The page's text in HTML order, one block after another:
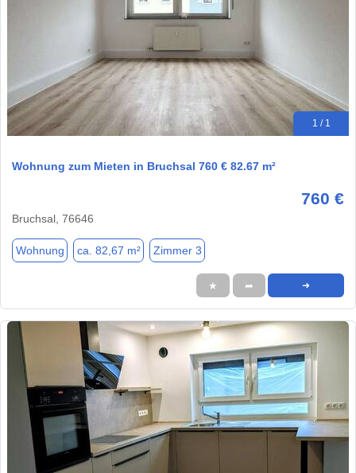
1 / 1
Wohnung zum Mieten in Bruchsal 760 € 82.67 m²
760 €
Bruchsal, 76646
Wohnung ca. 82,67 m² Zimmer 3
★ ➦ ➜